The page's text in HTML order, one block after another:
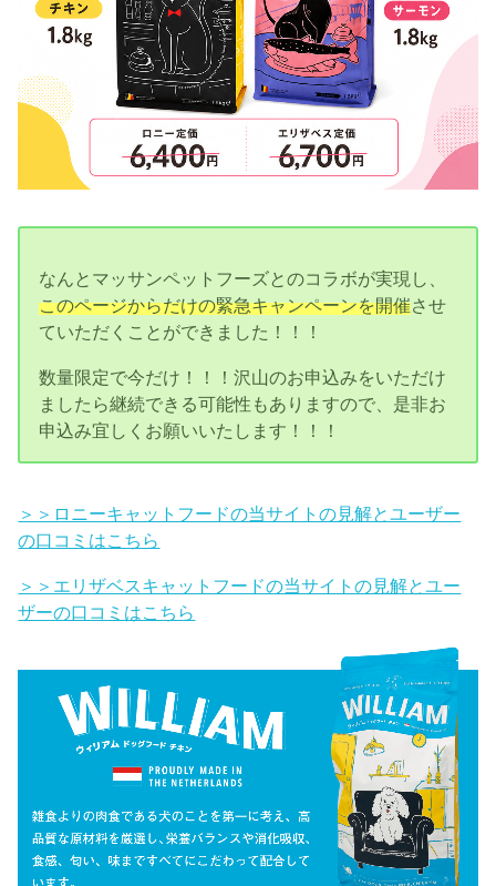
なんとマッサンペットフーズとのコラボが実現し、
このページからだけの緊急キャンペーンを開催させ
ていただくことができました！！！
数量限定で今だけ！！！沢山のお申込みをいただけ
ましたら継続できる可能性もありますので、是非お
申込み宜しくお願いいたします！！！
＞＞ロニーキャットフードの当サイトの見解とユーザー
の口コミはこちら
＞＞エリザベスキャットフードの当サイトの見解とユー
ザーの口コミはこちら